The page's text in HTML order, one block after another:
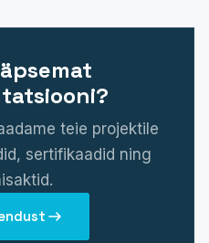
teie projektile
sertifikaadid ning